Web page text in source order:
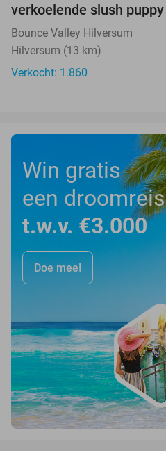
verkoelende slush puppy
Bounce Valley Hilversum
Hilversum (13 km)
Verkocht: 1.860
Win gratis
een droomreis
t.w.v. €3.000
Doe mee!